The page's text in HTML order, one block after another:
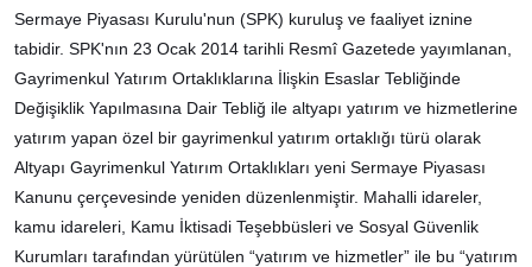
Sermaye Piyasası Kurulu'nun (SPK) kuruluş ve faaliyet iznine
tabidir. SPK'nın 23 Ocak 2014 tarihli Resmî Gazetede yayımlanan,
Gayrimenkul Yatırım Ortaklıklarına İlişkin Esaslar Tebliğinde
Değişiklik Yapılmasına Dair Tebliğ ile altyapı yatırım ve hizmetlerine
yatırım yapan özel bir gayrimenkul yatırım ortaklığı türü olarak
Altyapı Gayrimenkul Yatırım Ortaklıkları yeni Sermaye Piyasası
Kanunu çerçevesinde yeniden düzenlenmiştir. Mahalli idareler,
kamu idareleri, Kamu İktisadi Teşebbüsleri ve Sosyal Güvenlik
Kurumları tarafından yürütülen “yatırım ve hizmetler” ile bu “yatırım